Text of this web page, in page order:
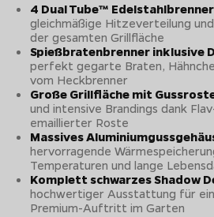
4 Dual Tube™
gleichmäßige Hitzeverteilung
der gesamten Grillfläche
Spießbratenbrenner inklusive
perfekt gegarte Braten,
vom Heckbrenner
Große Grillfläche mit
und intensive Brandings dank
emaillierter Roste
Massives
hervorragende
Temperaturen und lange
Komplett schwarzes Shadow
hochwertiger Ausstattung für
Premium-Auftritt im Garten